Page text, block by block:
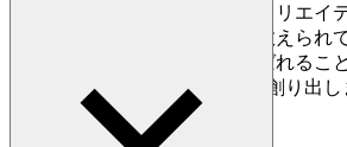
勢で知られており、史上最もクリエイ
て多作なデザイナーの一人に数えられ
ー・オブ・ザ・チェア」と呼ばれるこ
は、生涯で約500点もの椅子を創り出し
詳しく見る Hans J. Wegner